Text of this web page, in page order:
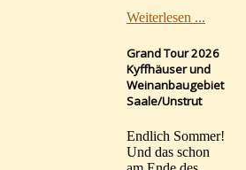
Weiterlesen ...
Grand Tour 2026
Kyffhäuser und
Weinanbaugebiet
Saale/Unstrut
Endlich Sommer!
Und das schon